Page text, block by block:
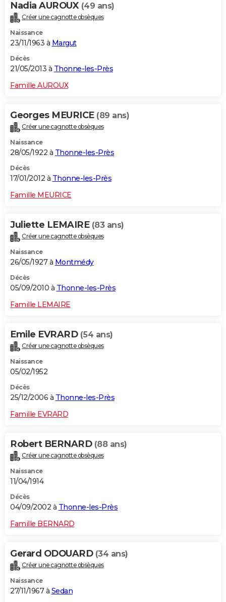
Nadia AUROUX (49 ans)
Créer une cagnotte obsèques
Naissance
23/11/1963 à Margut
Décès
21/05/2013 à Thonne-les-Près
Famille AUROUX
Georges MEURICE (89 ans)
Créer une cagnotte obsèques
Naissance
28/05/1922 à Thonne-les-Près
Décès
17/01/2012 à Thonne-les-Près
Famille MEURICE
Juliette LEMAIRE (83 ans)
Créer une cagnotte obsèques
Naissance
26/05/1927 à Montmédy
Décès
05/09/2010 à Thonne-les-Près
Famille LEMAIRE
Emile EVRARD (54 ans)
Créer une cagnotte obsèques
Naissance
05/02/1952
Décès
25/12/2006 à Thonne-les-Près
Famille EVRARD
Robert BERNARD (88 ans)
Créer une cagnotte obsèques
Naissance
11/04/1914
Décès
04/09/2002 à Thonne-les-Près
Famille BERNARD
Gerard ODOUARD (34 ans)
Créer une cagnotte obsèques
Naissance
27/11/1967 à Sedan